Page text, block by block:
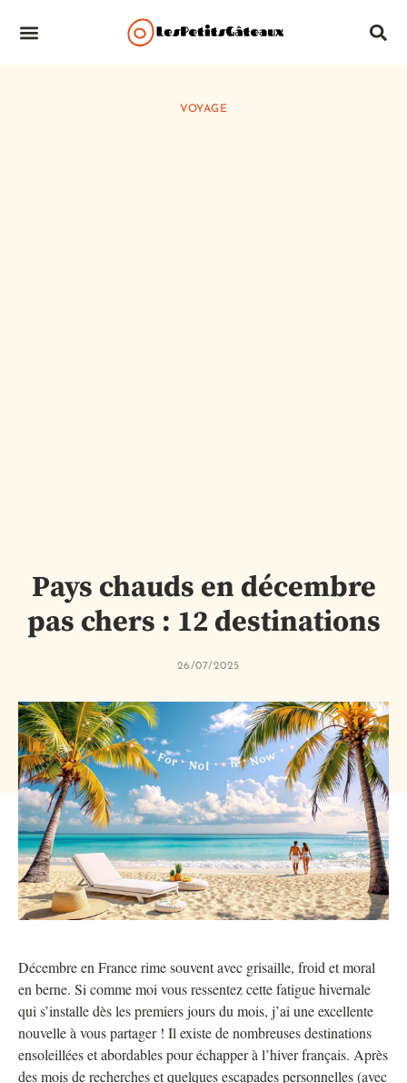
VOYAGE
Pays chauds en décembre
pas chers : 12 destinations
26/07/2025
Décembre en France rime souvent avec grisaille, froid et moral
en berne. Si comme moi vous ressentez cette fatigue hivernale
qui s’installe dès les premiers jours du mois, j’ai une excellente
nouvelle à vous partager ! Il existe de nombreuses destinations
ensoleillées et abordables pour échapper à l’hiver français. Après
des mois de recherches et quelques escapades personnelles (avec